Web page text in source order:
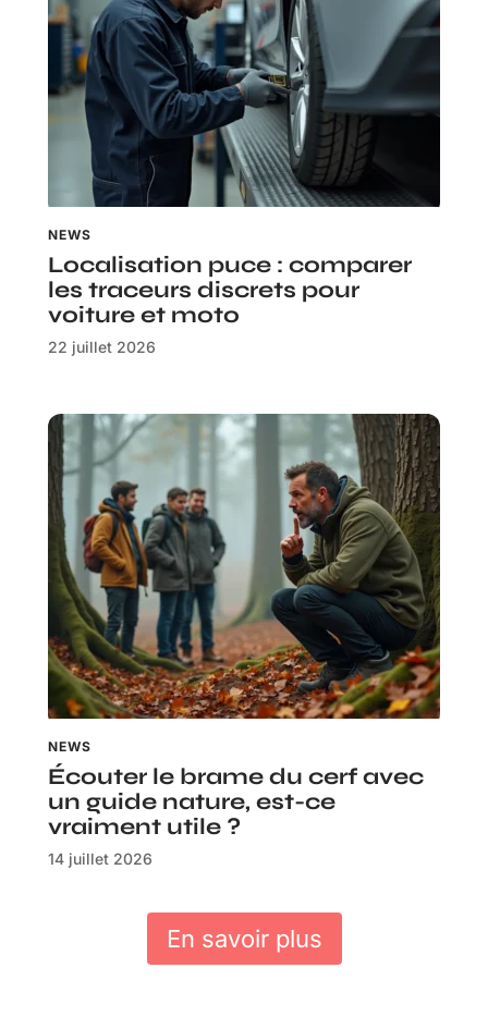
NEWS
Localisation puce : comparer
les traceurs discrets pour
voiture et moto
22 juillet 2026
NEWS
Écouter le brame du cerf avec
un guide nature, est-ce
vraiment utile ?
14 juillet 2026
En savoir plus